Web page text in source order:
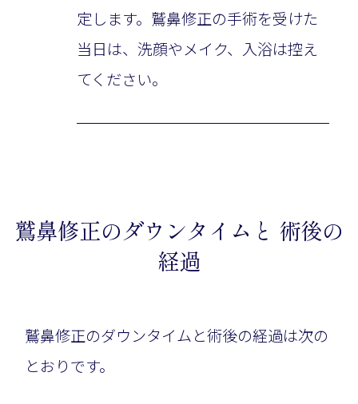
定します。鷲鼻修正の手術を受けた
当日は、洗顔やメイク、入浴は控え
てください。
鷲鼻修正のダウンタイムと 術後の
経過
鷲鼻修正のダウンタイムと術後の経過は次の
とおりです。